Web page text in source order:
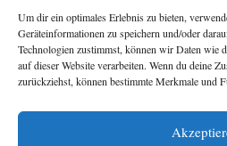
Um dir ein optimales Erlebnis zu bieten,
Geräteinformationen zu speichern und/oder
Technologien zustimmst, können wir Daten wie
auf dieser Website verarbeiten. Wenn du deine
zurückziehst, können bestimmte Merkmale und